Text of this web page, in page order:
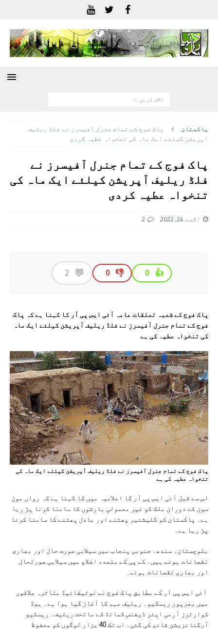
پاکستان
پاک فوج کے تمام جنرل آفیسرز نے فلڈ ریلیف
آپریشن کیلئے ایک ماہ کی تنخواہ عطیہ کردی
پاک فوج کے تمام جنرل آفیسرز نے
فلڈ ریلیف آپریشن کیلئے ایک ماہ کی
تنخواہ عطیہ کردی
اگست 26, 2022 2
👍
0
👎
0
💬
2
پاک فوج کے شعبہ تعلقات عامہ آئی ایس پی آر کا کہنا ہے کہ پاک
فوج کے تمام جنرل آفیسرز نے فلڈ ریلیف آپریشن کیلئے ایک ماہ
کی تنخواہ عطیہ کی ہے
پاک فوج کے تمام جنرل آفیسرز نے فلڈ ریلیف آپریشن کیلئے ایک ماہ کی
تنخواہ عطیہ کی ہے
اس سے قبل آئی ایس پی آر کا اعلامیہ میں کا کہنا ہے کہ رواں مون
سون کے دوران ملک کو غیر معمولی بارشوں کا سامنا کرنا پڑ رہا
ہے۔ پاکستان کو گلیشئیر پھٹنے اور بادل پھٹنے کا سامنا کرنا
پڑ رہا ہے۔
بلوچستان۔ سندھ۔ جنوبی پنجاب میں سیلابی صورت حال اور بھاری
نقصانات ہوئے ہیں۔ کے پی کے متعدد اضلاع میں سیلابی صورتحال
اور بھاری نقصانات ہوئے۔
آئی ایس پی آر کے مطابق پاک فوج نے نوٹیفائیڈ متاثرہ علاقوں
میں بھرپور ریسکیو۔ ریلیف مہم کا آغاز کیا ہوا ہے۔ ہیڈ
کوارٹرز آرمی ایئر ڈیفنس کمانڈ کے ماتحت ریلیف۔ ریسکیو
آرگنائزیشن قائم کی گئی۔ اب تک 40 ہزار لوگوں کو محفوظ